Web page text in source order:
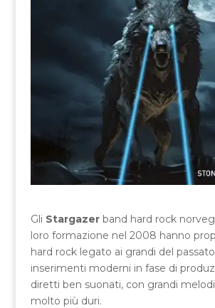
Gli Stargazerband hard rock
loro formazione nel 2008 hanno
hard rock legato ai grandi del
inserimenti moderni in fase di
diretti ben suonati, con grandi
molto più duri.